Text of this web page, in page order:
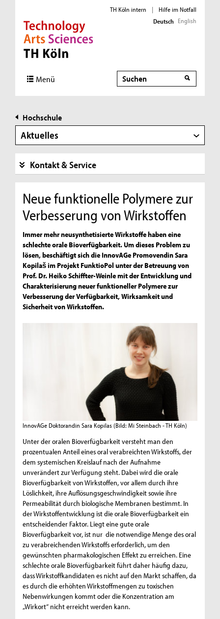
Direkt zur Hauptnavigation
Direkt zur Subnavigation
Direkt zum Inhalt
Direkt zum Fußbereich
TH Köln intern |
Hilfe im Notfall
Deutsch English
Menü Suche
Hochschule
Aktuelles
Kontakt & Service
Neue funktionelle Polymere zur
Verbesserung von Wirkstoffen
Immer mehr neusynthetisierte Wirkstoffe haben eine
schlechte orale Bioverfügbarkeit. Um dieses Problem zu
lösen, beschäftigt sich die InnovAGe Promovendin Sara
Kopilaš im Projekt FunktioPol unter der Betreuung von
Prof. Dr. Heiko Schiffter-Weinle mit der Entwicklung und
Charakterisierung neuer funktioneller Polymere zur
Verbesserung der Verfügbarkeit, Wirksamkeit und
Sicherheit von Wirkstoffen.
InnovAGe Doktorandin Sara Kopilas (Bild: Mi Steinbach - TH Köln)
Unter der oralen Bioverfügbarkeit versteht man den
prozentualen Anteil eines oral verabreichten Wirkstoffs, der
dem systemischen Kreislauf nach der Aufnahme
unverändert zur Verfügung steht. Dabei wird die orale
Bioverfügbarkeit von Wirkstoffen, vor allem durch ihre
Löslichkeit, ihre Auflösungsgeschwindigkeit sowie ihre
Permeabilität durch biologische Membranen bestimmt. In
der Wirkstoffentwicklung ist die orale Bioverfügbarkeit ein
entscheidender Faktor. Liegt eine gute orale
Bioverfügbarkeit vor, ist nur die notwendige Menge des oral
zu verabreichenden Wirkstoffs erforderlich, um den
gewünschten pharmakologischen Effekt zu erreichen. Eine
schlechte orale Bioverfügbarkeit führt daher häufig dazu,
dass Wirkstoffkandidaten es nicht auf den Markt schaffen, da
es durch die erhöhten Wirkstoffmengen zu toxischen
Nebenwirkungen kommt oder die Konzentration am
„Wirkort“ nicht erreicht werden kann.